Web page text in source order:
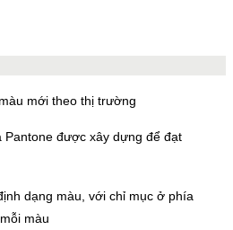
mới theo thị trường
Pantone được xây dựng để đạt
dạng màu, với chỉ mục ở phía
màu